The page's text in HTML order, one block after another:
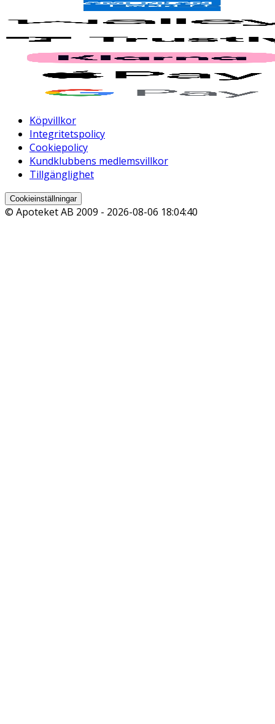
Köpvillkor
Integritetspolicy
Cookiepolicy
Kundklubbens medlemsvillkor
Tillgänglighet
Cookieinställningar
© Apoteket AB 2009 - 2026-08-06 18:04:40